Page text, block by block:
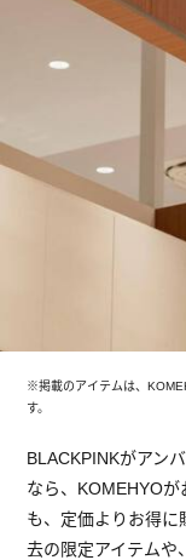
※掲載のアイテムは、
す。
BLACKPINKがアン
なら、KOMEHYO
も、定価よりお得に
去の限定アイテムや